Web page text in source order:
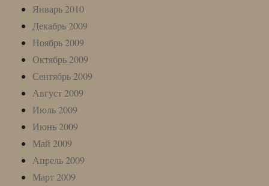
Январь 2010
Декабрь 2009
Ноябрь 2009
Октябрь 2009
Сентябрь 2009
Август 2009
Июль 2009
Июнь 2009
Май 2009
Апрель 2009
Март 2009